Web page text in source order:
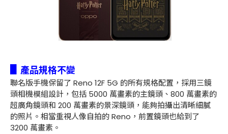
產品規格不變
聯名版手機保留了 Reno 12F 5G 的所有規格配置，採用三鏡
頭相機模組設計，包括 5000 萬畫素的主鏡頭、800 萬畫素的
超廣角鏡頭和 200 萬畫素的景深鏡頭，能夠拍攝出清晰細膩
的照片。相當重視人像自拍的 Reno，前置鏡頭也給到了
3200 萬畫素。